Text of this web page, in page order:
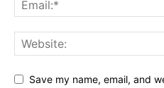
Save my name, email, and